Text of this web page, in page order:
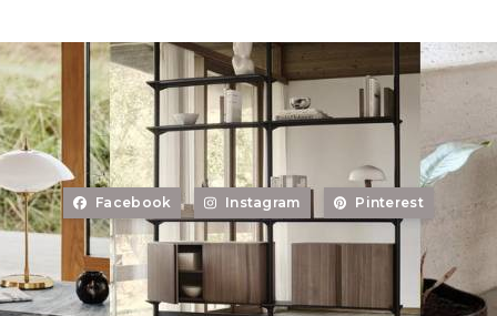
Facebook Instagram Pinterest